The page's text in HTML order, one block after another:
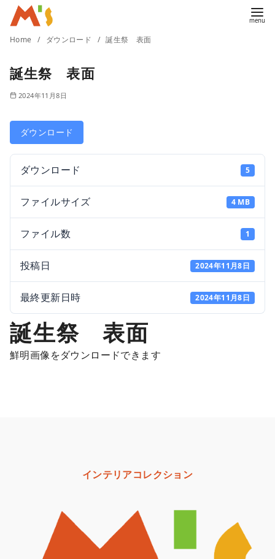
Home ダウンロード 誕生祭 表面
誕生祭 表面
2024年11月8日
ダウンロード
ダウンロード 5
ファイルサイズ 4 MB
ファイル数 1
投稿日 2024年11月8日
最終更新日時 2024年11月8日
誕生祭 表面
鮮明画像をダウンロードできます
インテリアコレクション